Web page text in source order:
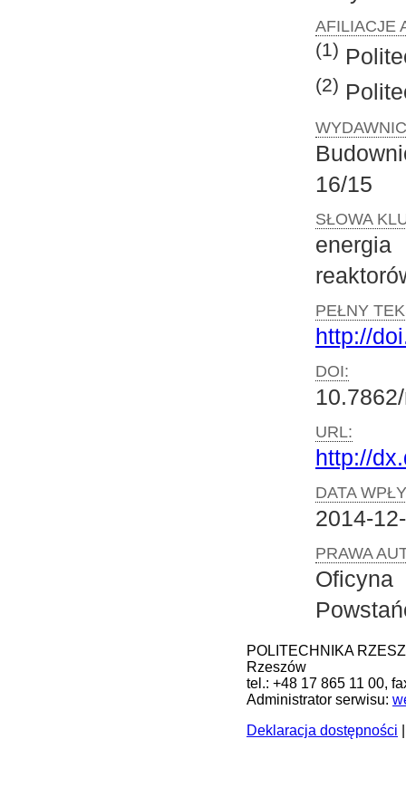
AFILIACJE
(1)
(2)
16/15
SŁOWA
PEŁNY
http://
DOI:
URL:
http://
DATA
2014-
PRAWA
POLITECHNIKA
Rzeszów
tel.: +48 17 865 11 00,
Administrator serwisu:
Deklaracja dostępności